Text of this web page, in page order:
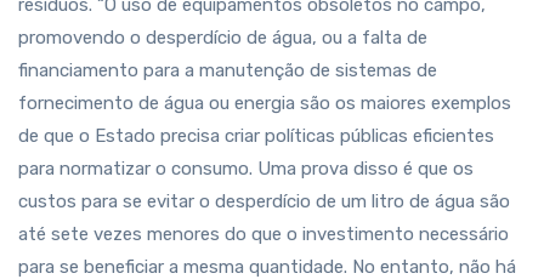
resíduos. “O uso de equipamentos obsoletos no campo,
promovendo o desperdício de água, ou a falta de
financiamento para a manutenção de sistemas de
fornecimento de água ou energia são os maiores exemplos
de que o Estado precisa criar políticas públicas eficientes
para normatizar o consumo. Uma prova disso é que os
custos para se evitar o desperdício de um litro de água são
até sete vezes menores do que o investimento necessário
para se beneficiar a mesma quantidade. No entanto, não há